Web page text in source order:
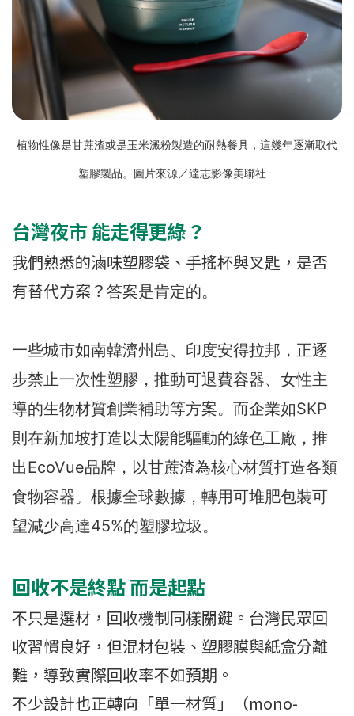
植物性像是甘蔗渣或是玉米澱粉製造的耐熱餐具，這幾年逐漸取代
塑膠製品。圖片來源／達志影像美聯社
台灣夜市 能走得更綠？
我們熟悉的滷味塑膠袋、手搖杯與叉匙，是否
有替代方案？ 答案是肯定的。
一些城市如南韓濟州島、印度安得拉邦，正逐
步禁止一次性塑膠，推動可退費容器、女性主
導的生物材質創業補助等方案。而企業如SKP
則在新加坡打造以太陽能驅動的綠色工廠，推
出EcoVue品牌，以甘蔗渣為核心材質打造各類
食物容器。根據全球數據，轉用可堆肥包裝可
望減少高達45%的塑膠垃圾。
回收不是終點 而是起點
不只是選材，回收機制同樣關鍵。台灣民眾回
收習慣良好，但混材包裝、塑膠膜與紙盒分離
難，導致實際回收率不如預期。
不少設計也正轉向「單一材質」（mono-